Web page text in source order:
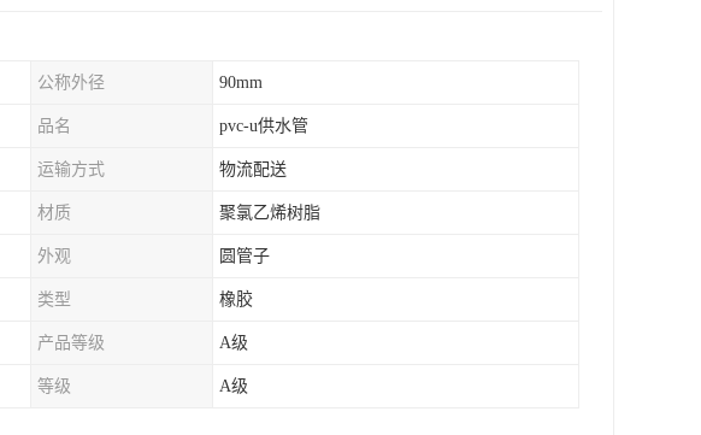
公称外径 90mm
品名 pvc-u供水管
运输方式 物流配送
材质 聚氯乙烯树脂
外观 圆管子
类型 橡胶
产品等级 A级
等级 A级